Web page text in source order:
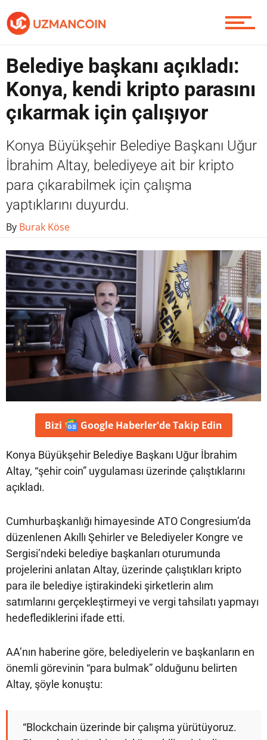
Yazarlardan
Piyasa
Contact / İletişim
Belediye başkanı açıkladı:
Konya, kendi kripto parasını
çıkarmak için çalışıyor
Konya Büyükşehir Belediye Başkanı Uğur
İbrahim Altay, belediyeye ait bir kripto
para çıkarabilmek için çalışma
yaptıklarını duyurdu.
By Burak Köse
Bizi Google Haberler'deTakip Edin
Konya Büyükşehir Belediye Başkanı Uğur İbrahim
Altay, “şehir coin” uygulaması üzerinde çalıştıklarını
açıkladı.
Cumhurbaşkanlığı himayesinde ATO Congresium’da
düzenlenen Akıllı Şehirler ve Belediyeler Kongre ve
Sergisi’ndeki belediye başkanları oturumunda
projelerini anlatan Altay, üzerinde çalıştıkları kripto
para ile belediye iştirakindeki şirketlerin alım
satımlarını gerçekleştirmeyi ve vergi tahsilatı yapmayı
hedeflediklerini ifade etti.
AA’nın haberine göre, belediyelerin ve başkanların en
önemli görevinin “para bulmak” olduğunu belirten
Altay, şöyle konuştu:
“Blockchain üzerinde bir çalışma yürütüyoruz.